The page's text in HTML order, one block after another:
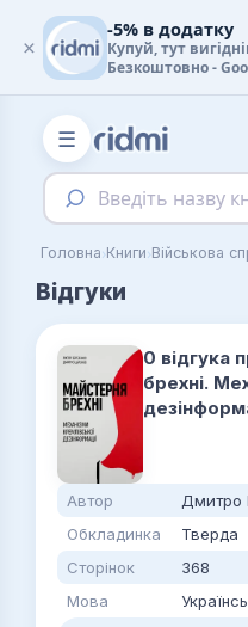
☰
Введіть назву
Головна›Книги›Військова
Відгуки
0 відгука
брехні.
Автор
Дмитро
Обкладинка
Тверда
Сторінок
368
Мова
×
-5% в додатку
Купуй, тут
Безкоштовно -